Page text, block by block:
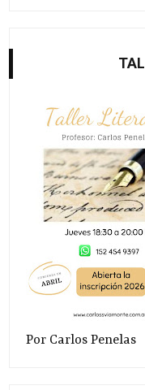
Por Carlos Penelas